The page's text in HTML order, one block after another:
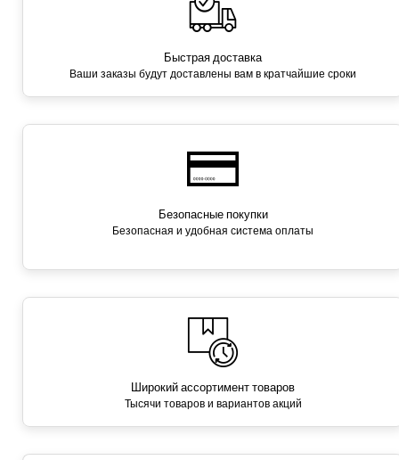
Быстрая доставка
Ваши заказы будут доставлены вам в кратчайшие сроки
Безопасные покупки
Безопасная и удобная система оплаты
Широкий ассортимент товаров
Тысячи товаров и вариантов акций